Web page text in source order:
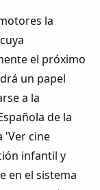
la
el próximo
un papel
a la
de la
'Ver cine
infantil y
en el sistema